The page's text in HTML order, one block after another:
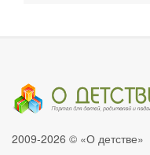
2009-2026 © «О детстве»